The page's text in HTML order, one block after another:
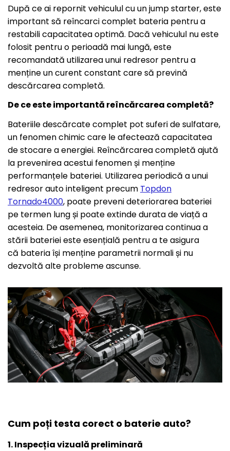
După ce ai repornit vehiculul cu un jump starter, este
important să reîncarci complet bateria pentru a
restabili capacitatea optimă. Dacă vehiculul nu este
folosit pentru o perioadă mai lungă, este
recomandată utilizarea unui redresor pentru a
menține un curent constant care să prevină
descărcarea completă.
De ce este importantă reîncărcarea completă?
Bateriile descărcate complet pot suferi de sulfatare,
un fenomen chimic care le afectează capacitatea
de stocare a energiei. Reîncărcarea completă ajută
la prevenirea acestui fenomen și menține
performanțele bateriei. Utilizarea periodică a unui
redresor auto inteligent precum Topdon
Tornado4000, poate preveni deteriorarea bateriei
pe termen lung și poate extinde durata de viață a
acesteia. De asemenea, monitorizarea continua a
stării bateriei este esențială pentru a te asigura
că bateria își menține parametrii normali și nu
dezvoltă alte probleme ascunse.
Cum poți testa corect o baterie auto?
1. Inspecția vizuală preliminară